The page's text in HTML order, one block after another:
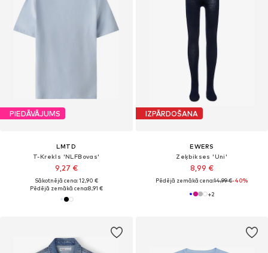
PIEDĀVĀJUMS
LMTD
T-Krekls 'NLFBovas'
9,27 €
Sākotnējā cena: 12,90 €
Pēdējā zemākā cena:8,91 €
IZPĀRDOŠANA
EWERS
Zeķbikses 'Uni'
8,99 €
Pēdējā zemākā cena:14,99 €-40%
+2